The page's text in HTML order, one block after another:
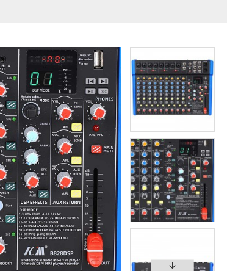
19" / 4U Rack Mixer, 9Ch 25mm מחזיק מיקרופון
₪12